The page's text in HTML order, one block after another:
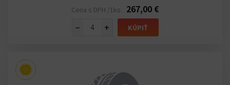
Cena s DPH /1ks
267,00 €
−
+ KÚPIŤ